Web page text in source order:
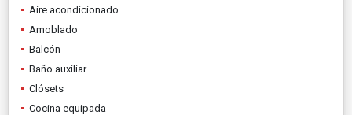
Aire acondicionado
Amoblado
Balcón
Baño auxiliar
Clósets
Cocina equipada